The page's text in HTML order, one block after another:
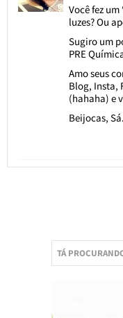
Você fez
luzes? Ou
Sugiro um
PRE
Amo seus
Blog, Insta,
(hahaha) e
Beijocas, Sá.